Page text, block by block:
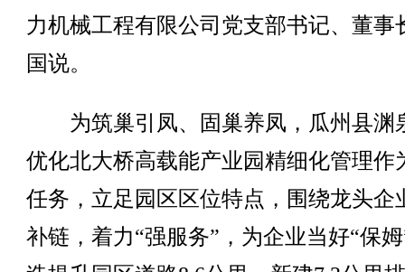
力机械工程有限公司党支部书记、董事
国说。
为筑巢引凤、固巢养凤，瓜州县渊
优化北大桥高载能产业园精细化管理作
任务，立足园区区位特点，围绕龙头企
补链，着力“强服务”，为企业当好“保